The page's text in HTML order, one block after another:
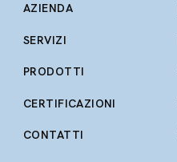
AZIENDA
SERVIZI
PRODOTTI
CERTIFICAZIONI
CONTATTI